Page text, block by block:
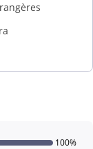
100%